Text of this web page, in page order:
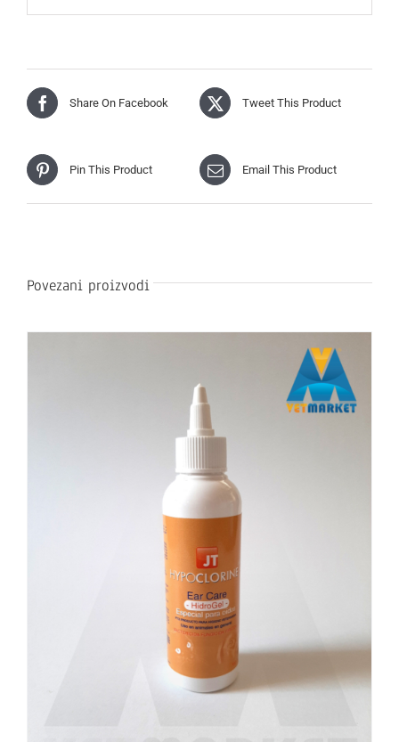
Share On Facebook Tweet This Product
Pin This Product Email This Product
Povezani proizvodi